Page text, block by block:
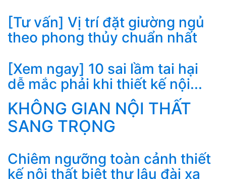
[Tư vấn] Vị trí đặt giường ngủ
theo phong thủy chuẩn nhất
[Xem ngay] 10 sai lầm tai hại
dễ mắc phải khi thiết kế nội...
KHÔNG GIAN NỘI THẤT
SANG TRỌNG
Chiêm ngưỡng toàn cảnh thiết
kế nội thất biệt thự lâu đài xa